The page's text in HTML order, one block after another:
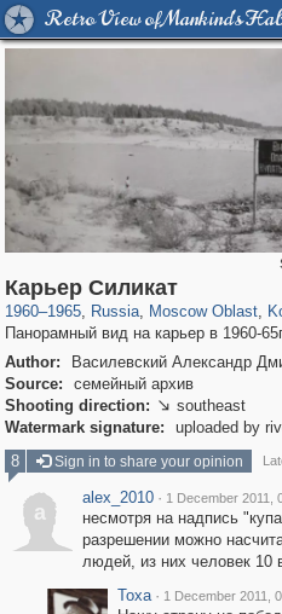
Retro View of Mankind's
Карьер Силикат
1960–1965, Russia
1,407,361
, Moscow Oblast
96,615
,
Панорамный вид на карьер в 1960-
Author:
Василевский Александр
Source:
семейный архив
Shooting direction:  southeast
Watermark signature:
uploaded by
8
Sign in to share your opinion
a
alex_2010 · 1 December 2011,
несмотря на надпись
разрешении можно
людей, из них человек 10
Toxa · 1 December 2011,